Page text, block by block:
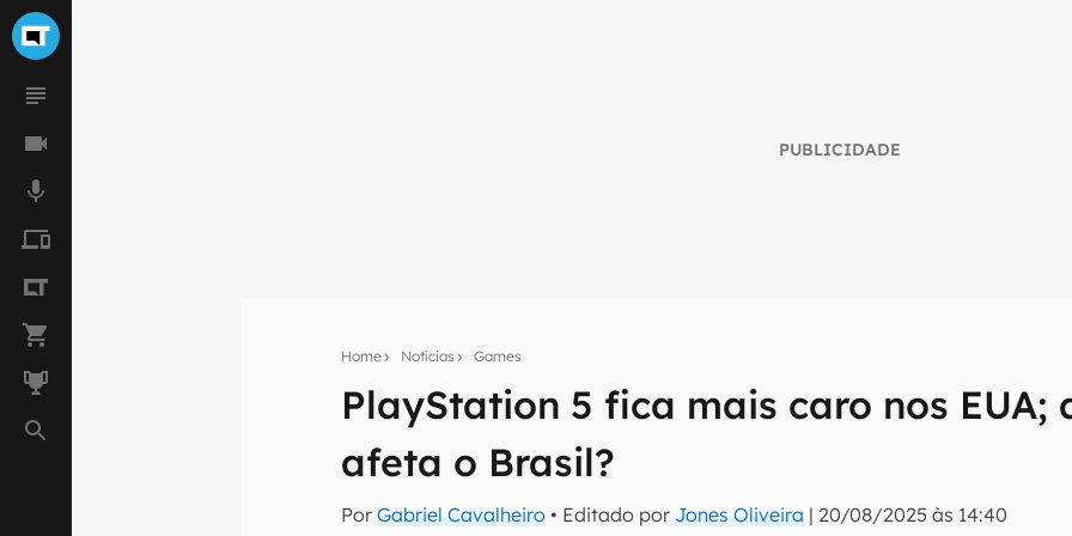
PUBLICIDADE
Home Notícias Games
PlayStation 5 fica mais caro nos EUA;
afeta o Brasil?
PorGabriel Cavalheiro • Editado por Jones Oliveira | 20/08/2025 às 14:40
Assine a newsletter do Canaltech e receba notícias e reviews sobre tecnologia